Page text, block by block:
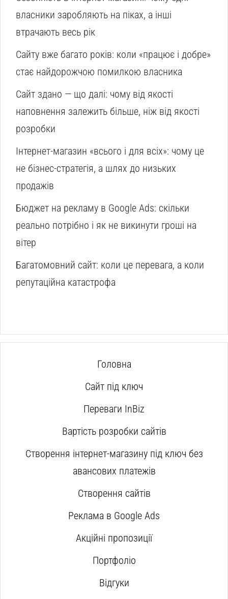
власники заробляють на піках, а інші
втрачають весь рік
Сайту вже багато років: коли «працює і добре»
стає найдорожчою помилкою власника
Сайт здано — що далі: чому від якості
наповнення залежить більше, ніж від якості
розробки
Інтернет-магазин «всього і для всіх»: чому це
не бізнес-стратегія, а шлях до низьких
продажів
Бюджет на рекламу в Google Ads: скільки
реально потрібно і як не викинути гроші на
вітер
Багатомовний сайт: коли це перевага, а коли
репутаційна катастрофа
Головна
Сайт під ключ
Переваги InBiz
Вартість розробки сайтів
Створення інтернет-магазину під ключ без
авансових платежів
Створення сайтів
Реклама в Google Ads
Акційні пропозиції
Портфоліо
Відгуки